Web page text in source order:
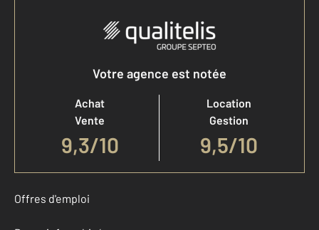
Votre agence est notée
Achat
Vente
9,3/10
Location
Gestion
9,5/10
Offres d'emploi